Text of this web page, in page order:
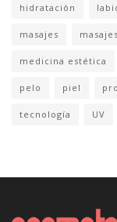
hidratación
masajes masajes
medicina estética
pelo piel
tecnología UV